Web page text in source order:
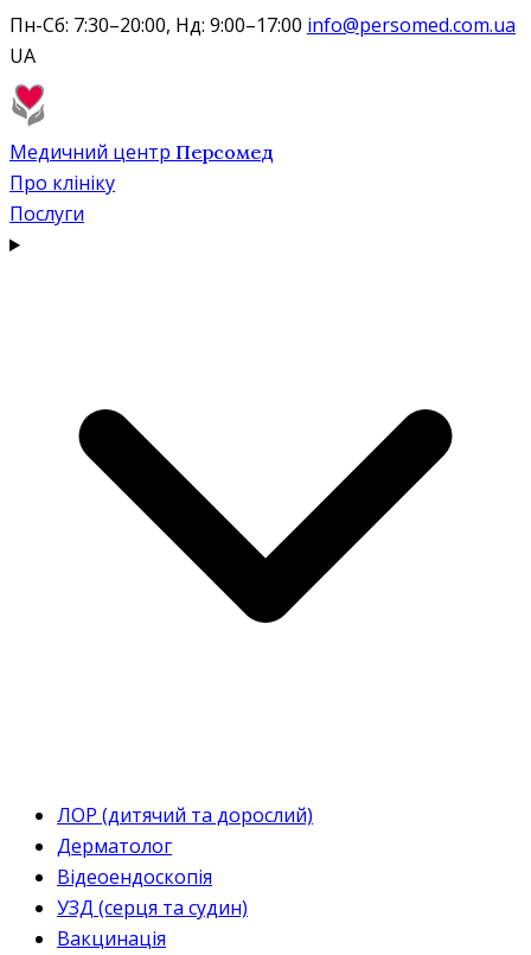
Пн-Сб: 7:30–20:00, Нд: 9:00–17:00 info@persomed.com.ua
UA
Медичний центр Персомед
Про клініку
Послуги
ЛОР (дитячий та дорослий)
Дерматолог
Відеоендоскопія
УЗД (серця та судин)
Вакцинація